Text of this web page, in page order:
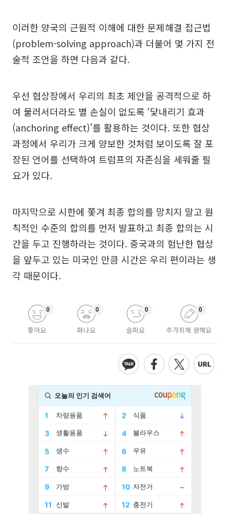
이러한 양국의 근원적 이해에 대한 문제해결 접근법
(problem-solving approach)과 더불어 몇 가지 전
술적 조언을 하면 다음과 같다.
우선 협상장에서 우리의 최초 제안을 공격적으로 하
여 물러서더라도 별 손실이 없도록 ‘닻내리기 효과
(anchoring effect)’를 활용하는 것이다. 또한 협상
과정에서 우리가 크게 양보한 것처럼 보이도록 잘 포
장된 언어를 선택하여 트럼프의 자존심을 세워줄 필
요가 있다.
마지막으로 시한에 쫓겨 최종 합의를 망치지 말고 원
칙적인 수준의 합의를 먼저 발표하고 최종 합의는 시
간을 두고 진행하라는 것이다. 중국과의 험난한 협상
을 앞두고 있는 미국인 만큼 시간은 우리 편이라는 생
각 때문이다.
좋아요
0
화나요
0
슬퍼요
0
추가취재 원해요
0